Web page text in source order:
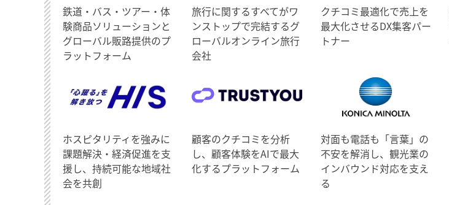
鉄道・バス・ツアー・体
験商品ソリューションと
グローバル販路提供のプ
ラットフォーム
旅行に関するすべてがワ
ンストップで完結するグ
ローバルオンライン旅行
会社
クチコミ最適化で売上を
最大化させるDX集客パー
トナー
ホスピタリティを強みに
課題解決・経済促進を支
援し、持続可能な地域社
会を共創
顧客のクチコミを分析
し、顧客体験をAIで最大
化するプラットフォーム
対面も電話も「言葉」の
不安を解消し、観光業の
インバウンド対応を支え
る